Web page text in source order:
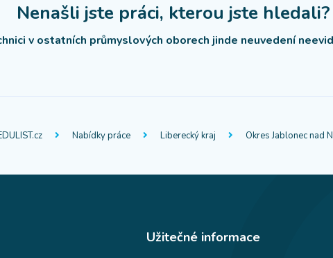
Nenašli jste práci, kterou jste hledali?
v ostatních průmyslových oborech jinde neuvedení
Nabídky práce Liberecký kraj Okres Jablonec nad
Užitečné informace